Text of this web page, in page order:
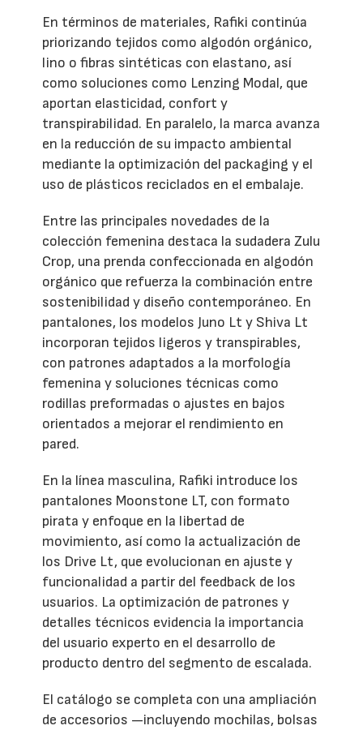
En términos de materiales, Rafiki continúa
priorizando tejidos como algodón orgánico,
lino o fibras sintéticas con elastano, así
como soluciones como Lenzing Modal, que
aportan elasticidad, confort y
transpirabilidad. En paralelo, la marca avanza
en la reducción de su impacto ambiental
mediante la optimización del packaging y el
uso de plásticos reciclados en el embalaje.
Entre las principales novedades de la
colección femenina destaca la sudadera Zulu
Crop, una prenda confeccionada en algodón
orgánico que refuerza la combinación entre
sostenibilidad y diseño contemporáneo. En
pantalones, los modelos Juno Lt y Shiva Lt
incorporan tejidos ligeros y transpirables,
con patrones adaptados a la morfología
femenina y soluciones técnicas como
rodillas preformadas o ajustes en bajos
orientados a mejorar el rendimiento en
pared.
En la línea masculina, Rafiki introduce los
pantalones Moonstone LT, con formato
pirata y enfoque en la libertad de
movimiento, así como la actualización de
los Drive Lt, que evolucionan en ajuste y
funcionalidad a partir del feedback de los
usuarios. La optimización de patrones y
detalles técnicos evidencia la importancia
del usuario experto en el desarrollo de
producto dentro del segmento de escalada.
El catálogo se completa con una ampliación
de accesorios —incluyendo mochilas, bolsas